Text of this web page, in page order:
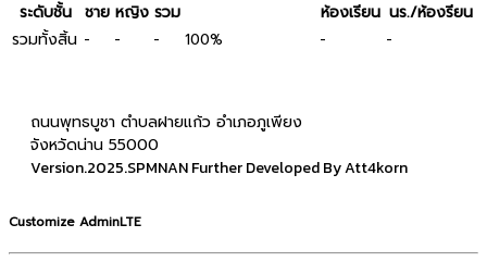
ระดับชั้น ชาย หญิง รวม ห้องเรียน นร./ห้องรียน
รวมทั้งสิ้น - - - 100% - -
ถนนพุทธบูชา ตำบลฝายแก้ว อำเภอภูเพียง
จังหวัดน่าน 55000
Version.2025.SPMNAN Further Developed By Att4korn
Customize AdminLTE